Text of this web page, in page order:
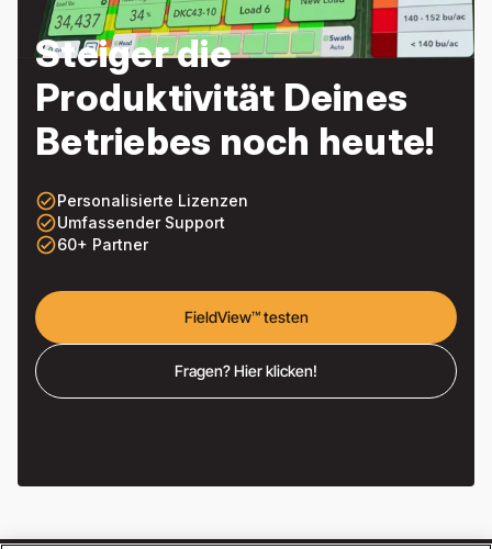
Steiger die
Produktivität Deines
Betriebes noch heute!
check_circle_outlinePersonalisierte Lizenzen
check_circle_outlineUmfassender Support
check_circle_outline60+ Partner
FieldView™ testen
Fragen? Hier klicken!